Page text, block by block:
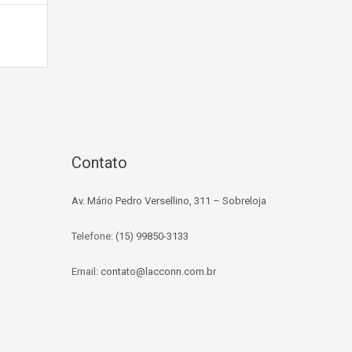
Contato
Av. Mário Pedro Versellino, 311 – Sobreloja
Telefone: (15) 99850-3133
Email: contato@lacconn.com.br